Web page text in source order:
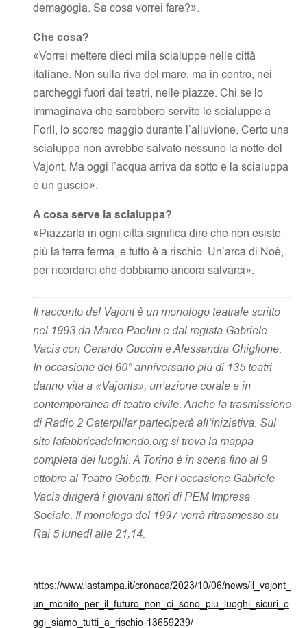
demagogia. Sa cosa vorrei fare?».
Che cosa?
«Vorrei mettere dieci mila scialuppe nelle città
italiane. Non sulla riva del mare, ma in centro, nei
parcheggi fuori dai teatri, nelle piazze. Chi se lo
immaginava che sarebbero servite le scialuppe a
Forlì, lo scorso maggio durante l’alluvione. Certo una
scialuppa non avrebbe salvato nessuno la notte del
Vajont. Ma oggi l’acqua arriva da sotto e la scialuppa
è un guscio».
A cosa serve la scialuppa?
«Piazzarla in ogni città significa dire che non esiste
più la terra ferma, e tutto è a rischio. Un’arca di Noè,
per ricordarci che dobbiamo ancora salvarci».
Il racconto del Vajont è un monologo teatrale scritto
nel 1993 da Marco Paolini e dal regista Gabriele
Vacis con Gerardo Guccini e Alessandra Ghiglione.
In occasione del 60° anniversario più di 135 teatri
danno vita a «Vajonts», un’azione corale e in
contemporanea di teatro civile. Anche la trasmissione
di Radio 2 Caterpillar parteciperà all’iniziativa. Sul
sito lafabbricadelmondo.org si trova la mappa
completa dei luoghi. A Torino è in scena fino al 9
ottobre al Teatro Gobetti. Per l’occasione Gabriele
Vacis dirigerà i giovani attori di PEM Impresa
Sociale. Il monologo del 1997 verrà ritrasmesso su
Rai 5 lunedì alle 21,14.
https://www.lastampa.it/cronaca/2023/10/06/news/il_vajont_
un_monito_per_il_futuro_non_ci_sono_piu_luoghi_sicuri_o
ggi_siamo_tutti_a_rischio-13659239/